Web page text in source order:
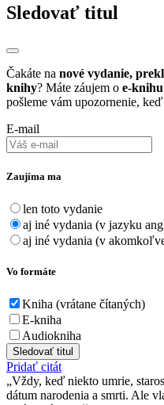
Sledovať titul
Čakáte na nové vydanie,
knihy? Máte záujem o e-
pošleme vám upozornenie,
E-mail
Zaujíma ma
len toto vydanie
aj iné vydania (v jazyku
aj iné vydania (v
Vo formáte
Kniha (vrátane čítaných)
E-kniha
Audiokniha
Sledovať titul
Pridať citát
Vždy, keď niekto umrie,
dátum narodenia a smrti. Ale